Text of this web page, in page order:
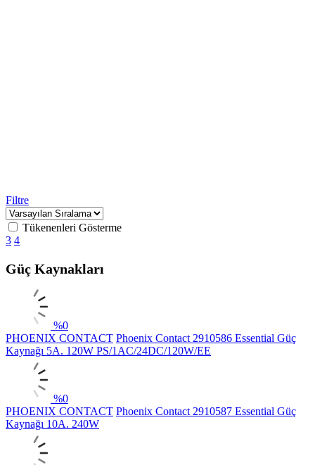
Filtre
Tükenenleri Gösterme
3 4
Güç Kaynakları
%0
PHOENIX CONTACT Phoenix Contact 2910586 Essential Güç
Kaynağı 5A. 120W PS/1AC/24DC/120W/EE
%0
PHOENIX CONTACT Phoenix Contact 2910587 Essential Güç
Kaynağı 10A. 240W